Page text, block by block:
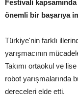
Festivali
önemli bir başarıya
Türkiye'nin farklı
yarışmacının
Takımı ortaokul ve
robot yarışmalarında
dereceleri elde etti.